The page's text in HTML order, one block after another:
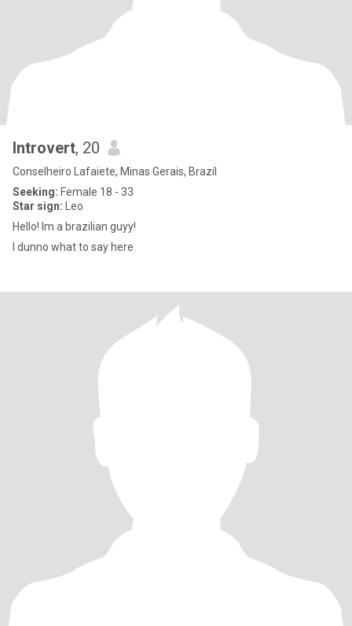
Introvert, 20
Conselheiro Lafaiete, Minas Gerais, Brazil
Seeking: Female 18 - 33
Star sign: Leo
Hello! Im a brazilian guyy!
I dunno what to say here